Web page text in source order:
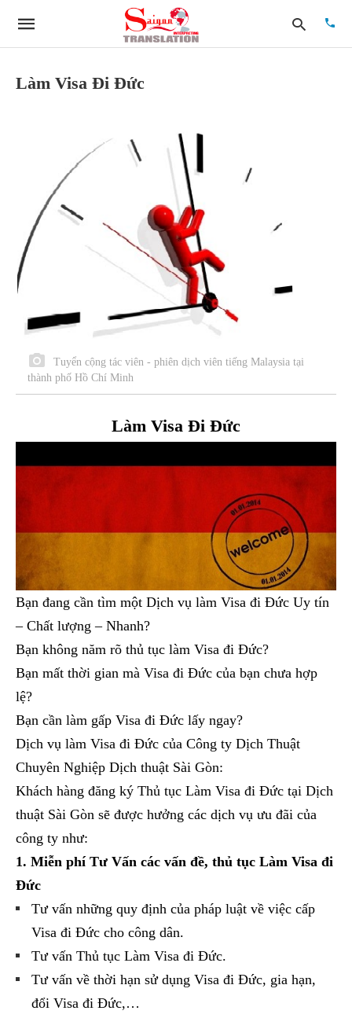
Làm Visa Đi Đức
Tuyển cộng tác viên - phiên dịch viên tiếng Malaysia tại
thành phố Hồ Chí Minh
Làm Visa Đi Đức
Bạn đang cần tìm một Dịch vụ làm Visa đi Đức Uy tín
– Chất lượng – Nhanh?
Bạn không năm rõ thủ tục làm Visa đi Đức?
Bạn mất thời gian mà Visa đi Đức của bạn chưa hợp
lệ?
Bạn cần làm gấp Visa đi Đức lấy ngay?
Dịch vụ làm Visa đi Đức của Công ty Dịch Thuật
Chuyên Nghiệp Dịch thuật Sài Gòn:
Khách hàng đăng ký Thủ tục Làm Visa đi Đức tại Dịch
thuật Sài Gòn sẽ được hưởng các dịch vụ ưu đãi của
công ty như:
1. Miễn phí Tư Vấn các vấn đề, thủ tục Làm Visa đi
Đức
Tư vấn những quy định của pháp luật về việc cấp
Visa đi Đức cho công dân.
Tư vấn Thủ tục Làm Visa đi Đức.
Tư vấn về thời hạn sử dụng Visa đi Đức, gia hạn,
đổi Visa đi Đức,…